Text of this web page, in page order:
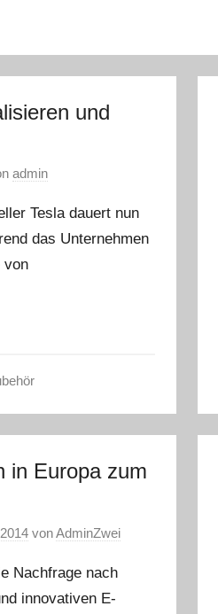
und
admin
Tesla dauert nun
das Unternehmen
von
in Europa zum
vonAdminZwei
Nachfrage nach
innovativen E-